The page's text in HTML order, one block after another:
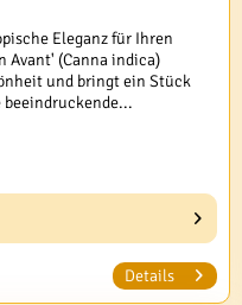
Eleganz für Ihren
Avant' (Canna indica)
und bringt ein Stück
beeindruckende...
Details